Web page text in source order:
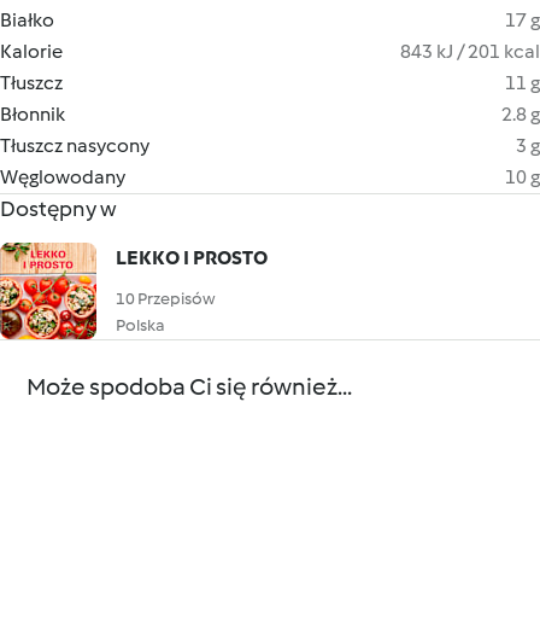
Białko
17 g
Kalorie
843 kJ / 201 kcal
Tłuszcz
11 g
Błonnik
2.8 g
Tłuszcz nasycony
3 g
Węglowodany
10 g
Dostępny w
LEKKO I PROSTO
10 Przepisów
Polska
Może spodoba Ci się również...